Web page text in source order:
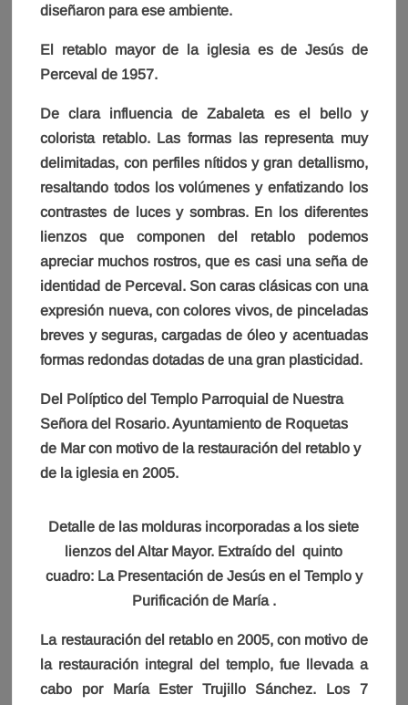
diseñaron para ese ambiente.
El retablo mayor de la iglesia es de Jesús de
Perceval de 1957.
De clara influencia de Zabaleta es el bello y
colorista retablo. Las formas las representa muy
delimitadas, con perfiles nítidos y gran detallismo,
resaltando todos los volúmenes y enfatizando los
contrastes de luces y sombras. En los diferentes
lienzos que componen del retablo podemos
apreciar muchos rostros, que es casi una seña de
identidad de Perceval. Son caras clásicas con una
expresión nueva, con colores vivos, de pinceladas
breves y seguras, cargadas de óleo y acentuadas
formas redondas dotadas de una gran plasticidad.
Del Políptico del Templo Parroquial de Nuestra
Señora del Rosario. Ayuntamiento de Roquetas
de Mar con motivo de la restauración del retablo y
de la iglesia en 2005.
Detalle de las molduras incorporadas a los siete
lienzos del Altar Mayor. Extraído del quinto
cuadro: La Presentación de Jesús en el Templo y
Purificación de María .
La restauración del retablo en 2005, con motivo de
la restauración integral del templo, fue llevada a
cabo por María Ester Trujillo Sánchez. Los 7